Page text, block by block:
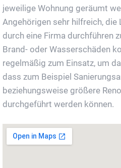
jeweilige Wohnung geräumt
Angehörigen sehr hilfreich, die
durch eine Firma durchführen
Brand- oder Wasserschäden
regelmäßig zum Einsatz, um
dass zum Beispiel
beziehungsweise größere
durchgeführt werden können.